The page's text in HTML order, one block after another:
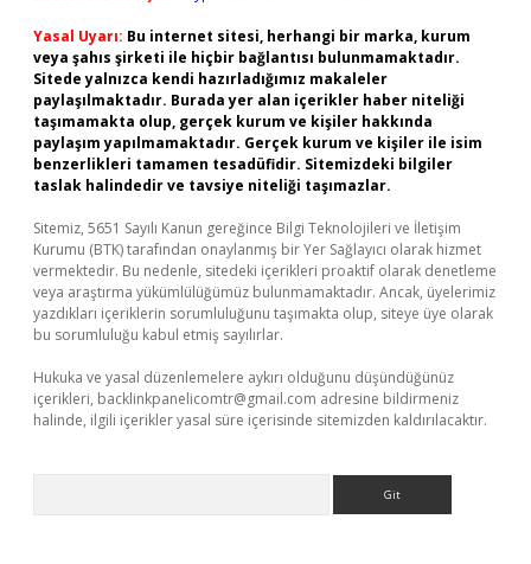
Yasal Uyarı: Bu internet sitesi, herhangi bir marka, kurum
veya şahıs şirketi ile hiçbir bağlantısı bulunmamaktadır.
Sitede yalnızca kendi hazırladığımız makaleler
paylaşılmaktadır. Burada yer alan içerikler haber niteliği
taşımamakta olup, gerçek kurum ve kişiler hakkında
paylaşım yapılmamaktadır. Gerçek kurum ve kişiler ile isim
benzerlikleri tamamen tesadüfidir. Sitemizdeki bilgiler
taslak halindedir ve tavsiye niteliği taşımazlar.
Sitemiz, 5651 Sayılı Kanun gereğince Bilgi Teknolojileri ve İletişim
Kurumu (BTK) tarafından onaylanmış bir Yer Sağlayıcı olarak hizmet
vermektedir. Bu nedenle, sitedeki içerikleri proaktif olarak denetleme
veya araştırma yükümlülüğümüz bulunmamaktadır. Ancak, üyelerimiz
yazdıkları içeriklerin sorumluluğunu taşımakta olup, siteye üye olarak
bu sorumluluğu kabul etmiş sayılırlar.
Hukuka ve yasal düzenlemelere aykırı olduğunu düşündüğünüz
içerikleri, backlinkpanelicomtr@gmail.com adresine bildirmeniz
halinde, ilgili içerikler yasal süre içerisinde sitemizden kaldırılacaktır.